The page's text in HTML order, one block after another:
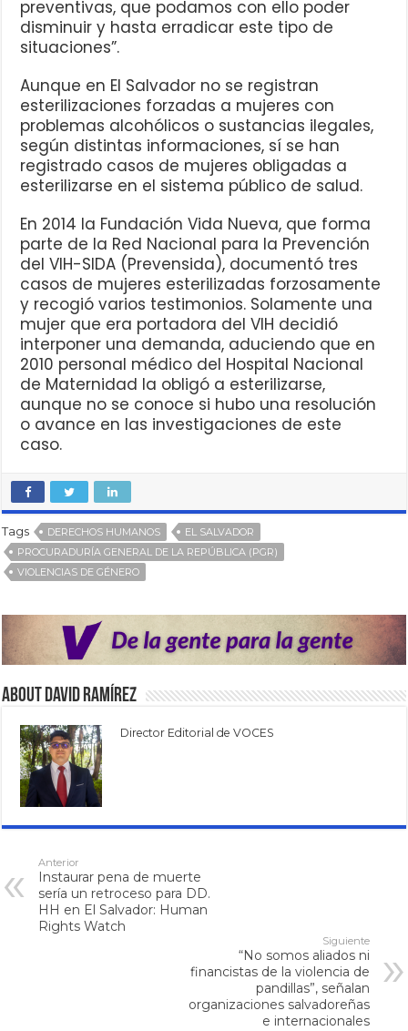
preventivas, que podamos con ello poder
disminuir y hasta erradicar este tipo de
situaciones”.
Aunque en El Salvador no se registran
esterilizaciones forzadas a mujeres con
problemas alcohólicos o sustancias ilegales,
según distintas informaciones, sí se han
registrado casos de mujeres obligadas a
esterilizarse en el sistema público de salud.
En 2014 la Fundación Vida Nueva, que forma
parte de la Red Nacional para la Prevención
del VIH-SIDA (Prevensida), documentó tres
casos de mujeres esterilizadas forzosamente
y recogió varios testimonios. Solamente una
mujer que era portadora del VIH decidió
interponer una demanda, aduciendo que en
2010 personal médico del Hospital Nacional
de Maternidad la obligó a esterilizarse,
aunque no se conoce si hubo una resolución
o avance en las investigaciones de este
caso.
Tags DERECHOS HUMANOS
EL SALVADOR
PROCURADURÍA GENERAL DE LA REPÚBLICA (PGR)
VIOLENCIAS DE GÉNERO
About David Ramírez
Director Editorial de VOCES
Anterior
Instaurar pena de muerte
sería un retroceso para DD.
HH en El Salvador: Human
Rights Watch
Siguiente
“No somos aliados ni
financistas de la violencia de
pandillas”, señalan
organizaciones salvadoreñas
e internacionales